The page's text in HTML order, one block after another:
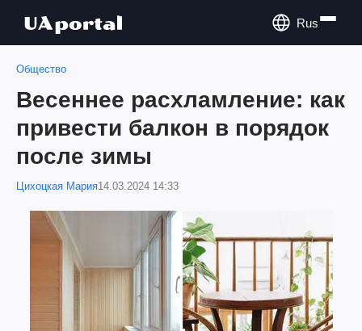
Rus
Общество
Весеннее расхламление: как
привести балкон в порядок
после зимы
Цихоцкая Мария14.03.2024 14:33